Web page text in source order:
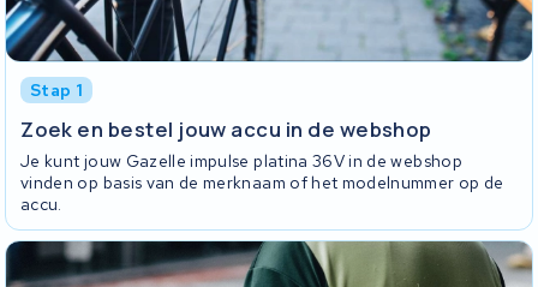
Stap 1
Zoek en bestel jouw accu in de webshop
Je kunt jouw Gazelle impulse platina 36V in de webshop
vinden op basis van de merknaam of het modelnummer op de
accu.